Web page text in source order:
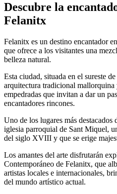
Descubre la
Felanitx
Felanitx es un destino encantador
que ofrece a los visitantes una
belleza natural.
Esta ciudad, situada en el sureste
arquitectura tradicional mallorquina
empedradas que invitan a dar un
encantadores rincones.
Uno de los lugares más destacados
iglesia parroquial de Sant Miquel,
del siglo XVIII y que se erige
Los amantes del arte disfrutarán
Contemporáneo de Felanitx, que
artistas locales e internacionales,
del mundo artístico actual.